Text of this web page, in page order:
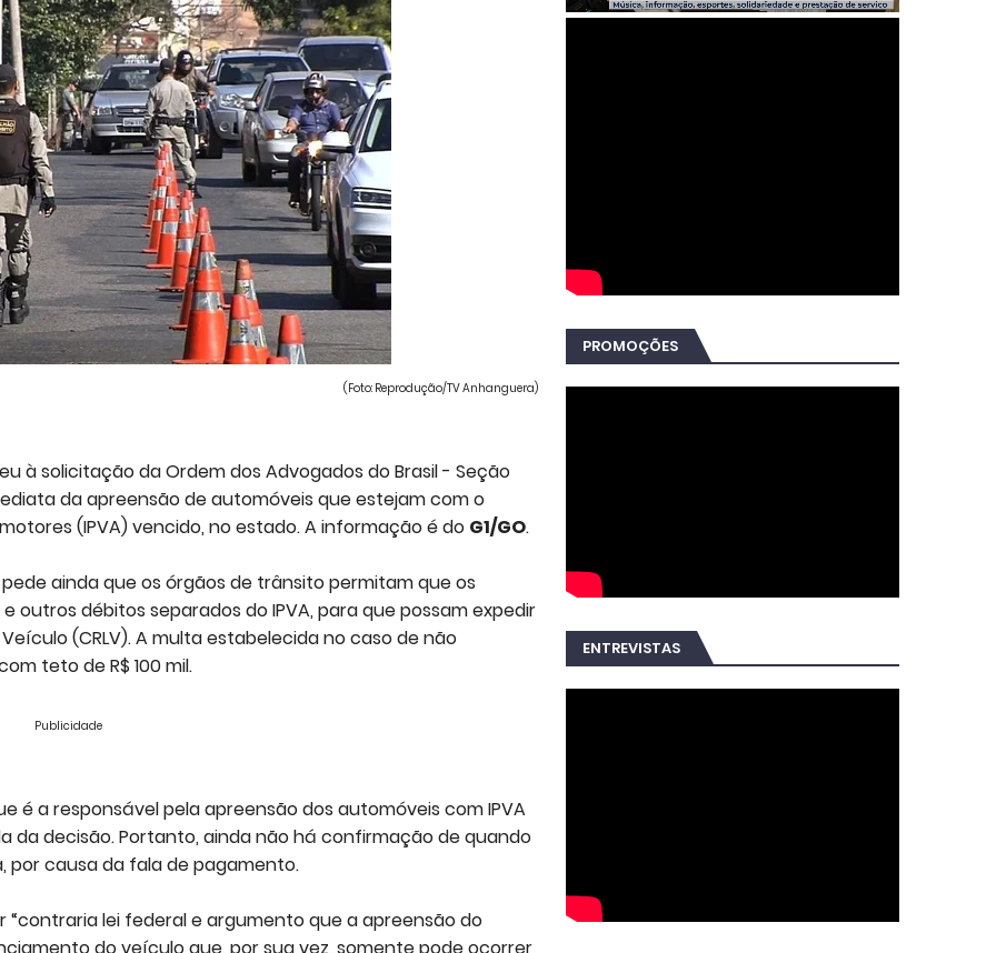
(Foto: Reprodução/TV Anhanguera)
à solicitação da Ordem dos Advogados do Brasil - Seção
da apreensão de automóveis que estejam com o
(IPVA) vencido, no estado. A informação é do G1/GO.
ainda que os órgãos de trânsito permitam que os
débitos separados do IPVA, para que possam expedir
(CRLV). A multa estabelecida no caso de não
teto de R$ 100 mil.
Publicidade
é a responsável pela apreensão dos automóveis com IPVA
da decisão. Portanto, ainda não há confirmação de quando
por causa da fala de pagamento.
“contraria lei federal e argumento que a apreensão do
PROMOÇÕES
ENTREVISTAS